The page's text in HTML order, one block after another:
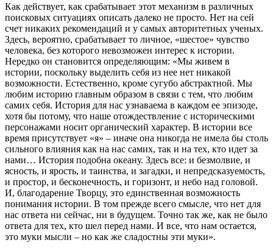
Как действует, как срабатывает этот механизм в различных
поисковых ситуациях описать далеко не просто. Нет на сей
счет никаких рекомендаций и у самых авторитетных ученых.
Здесь, вероятно, срабатывает то личное, «шестое» чувство
человека, без которого невозможен интерес к истории.
Нередко он становится определяющим: «Мы живем в
истории, поскольку выделить себя из нее нет никакой
возможности. Естественно, кроме сугубо абстрактной. Мы
любим историю главным образом в связи с тем, что любим
самих себя. История для нас узнаваема в каждом ее эпизоде,
хотя бы потому, что наше отождествление с историческими
персонажами носит органический характер. В истории все
время присутствует «я» – иначе она никогда не имела бы столь
сильного влияния как на нас самих, так и на тех, кто идет за
нами… История подобна океану. Здесь все: и безмолвие, и
ясность, и ярость, и таинства, и загадки, и непредсказуемость,
и простор, и бесконечность, и горизонт, и небо над головой.
И, благодарение Творцу, это единственная возможность
понимания истории. В том прежде всего смысле, что нет для
нас ответа ни сейчас, ни в будущем. Точно так же, как не было
ответа для тех, кто шел перед нами. И все, что нам остается,
это муки мысли – но как же сладостны эти муки».